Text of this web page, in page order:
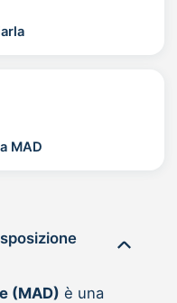
MAD
(MAD) è una